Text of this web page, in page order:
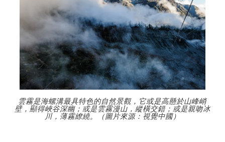
雲霧是海螺溝最具特色的自然景觀，它或是高懸於山峰峭
壁，顯得峽谷深幽；或是雲霧漫山，縱橫交錯；或是親吻冰
川，薄霧繚繞。（圖片來源：視覺中國）